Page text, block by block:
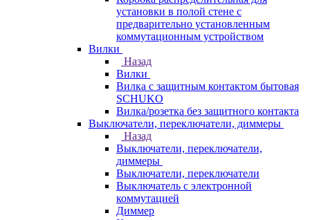
установки в полой стене с
предварительно установленным
коммутационным устройством
Вилки
Назад
Вилки
Вилка с защитным контактом бытовая
SCHUKO
Вилка/розетка без защитного контакта
Выключатели, переключатели, диммеры
Назад
Выключатели, переключатели,
диммеры
Выключатели, переключатели
Выключатель с электронной
коммутацией
Диммер